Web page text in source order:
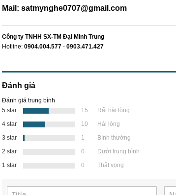
Mail: satmynghe0707@gmail.com
Công ty TNHH SX-TM Đại Minh Trung
Hotline: 0904.004.577- 0903.471.427
Đánh giá
Đánh giá trung bình
5 star
15
Rất hài lòng
4 star
10
Hài lòng
3 star
1
Bình thường
2 star
0
Dưới trung bình
1 star
0 Thất vọng